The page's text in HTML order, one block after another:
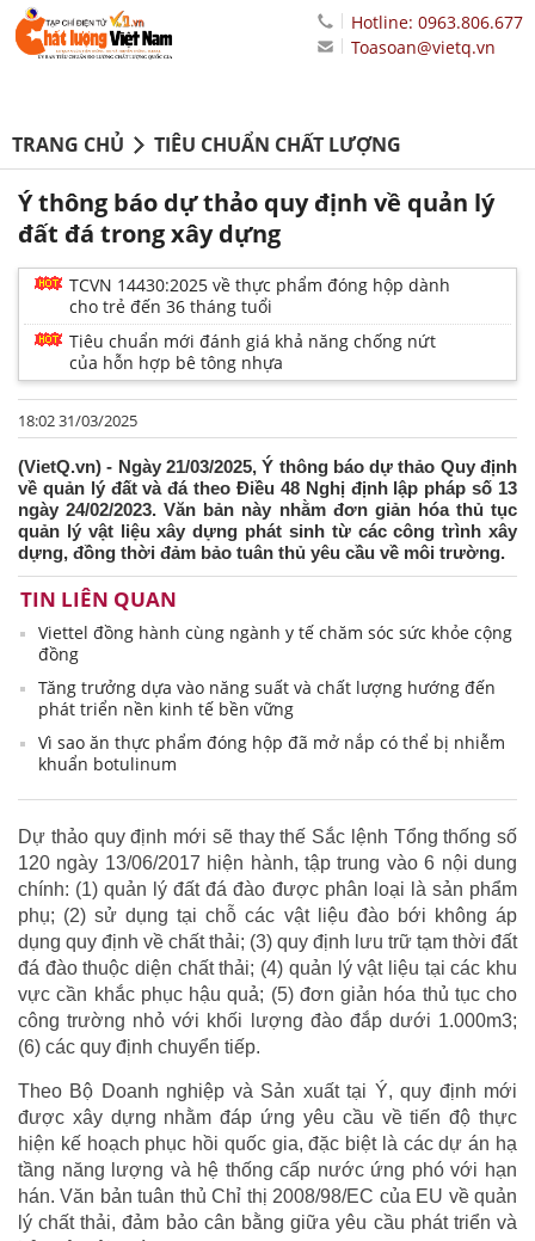
Hotline: 0963.806.677
Toasoan@vietq.vn
TRANG CHỦ TIÊU CHUẨN CHẤT LƯỢNG
Ý thông báo dự thảo quy định về quản lý
đất đá trong xây dựng
TCVN 14430:2025 về thực phẩm đóng hộp dành
cho trẻ đến 36 tháng tuổi
Tiêu chuẩn mới đánh giá khả năng chống nứt
của hỗn hợp bê tông nhựa
18:02 31/03/2025
(VietQ.vn) - Ngày 21/03/2025, Ý thông báo dự thảo Quy định
về quản lý đất và đá theo Điều 48 Nghị định lập pháp số 13
ngày 24/02/2023. Văn bản này nhằm đơn giản hóa thủ tục
quản lý vật liệu xây dựng phát sinh từ các công trình xây
dựng, đồng thời đảm bảo tuân thủ yêu cầu về môi trường.
TIN LIÊN QUAN
Viettel đồng hành cùng ngành y tế chăm sóc sức khỏe cộng
đồng
Tăng trưởng dựa vào năng suất và chất lượng hướng đến
phát triển nền kinh tế bền vững
Vì sao ăn thực phẩm đóng hộp đã mở nắp có thể bị nhiễm
khuẩn botulinum
Dự thảo quy định mới sẽ thay thế Sắc lệnh Tổng thống số
120 ngày 13/06/2017 hiện hành, tập trung vào 6 nội dung
chính: (1) quản lý đất đá đào được phân loại là sản phẩm
phụ; (2) sử dụng tại chỗ các vật liệu đào bới không áp
dụng quy định về chất thải; (3) quy định lưu trữ tạm thời đất
đá đào thuộc diện chất thải; (4) quản lý vật liệu tại các khu
vực cần khắc phục hậu quả; (5) đơn giản hóa thủ tục cho
công trường nhỏ với khối lượng đào đắp dưới 1.000m3;
(6) các quy định chuyển tiếp.
Theo Bộ Doanh nghiệp và Sản xuất tại Ý, quy định mới
được xây dựng nhằm đáp ứng yêu cầu về tiến độ thực
hiện kế hoạch phục hồi quốc gia, đặc biệt là các dự án hạ
tầng năng lượng và hệ thống cấp nước ứng phó với hạn
hán. Văn bản tuân thủ Chỉ thị 2008/98/EC của EU về quản
lý chất thải, đảm bảo cân bằng giữa yêu cầu phát triển và